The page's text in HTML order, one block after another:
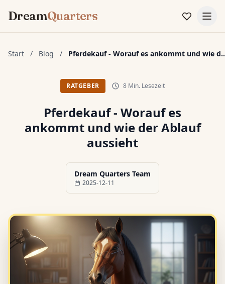
DreamQuarters
Start / Blog / Pferdekauf - Worauf es ankommt und wie
RATGEBER 8 Min. Lesezeit
Pferdekauf - Worauf es
ankommt und wie der Ablauf
aussieht
Dream Quarters Team
2025-12-11